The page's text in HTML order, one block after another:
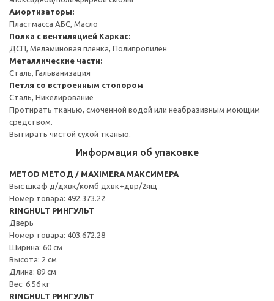
Амортизаторы:
Пластмасса АБС, Масло
Полка с вентиляцией Каркас:
ДСП, Меламиновая пленка, Полипропилен
Металлические части:
Сталь, Гальванизация
Петля со встроенным стопором
Сталь, Никелирование
Протирать тканью, смоченной водой или неабразивным моющим
средством.
Вытирать чистой сухой тканью.
Информация об упаковке
METOD МЕТОД / MAXIMERA МАКСИМЕРА
Выс шкаф д/дхвк/комб дхвк+двр/2ящ
Номер товара: 492.373.22
RINGHULT РИНГУЛЬТ
Дверь
Номер товара: 403.672.28
Ширина: 60 см
Высота: 2 см
Длина: 89 см
Вес: 6.56 кг
RINGHULT РИНГУЛЬТ